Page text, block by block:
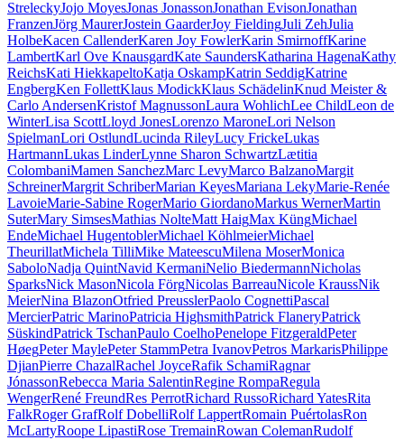
StreleckyJojo MoyesJonas JonassonJonathan EvisonJonathan
FranzenJörg MaurerJostein GaarderJoy FieldingJuli ZehJulia
HolbeKacen CallenderKaren Joy FowlerKarin SmirnoffKarine
LambertKarl Ove KnausgardKate SaundersKatharina HagenaKathy
ReichsKati HiekkapeltoKatja OskampKatrin SeddigKatrine
EngbergKen FollettKlaus ModickKlaus SchädelinKnud Meister &
Carlo AndersenKristof MagnussonLaura WohlichLee ChildLeon de
WinterLisa ScottLloyd JonesLorenzo MaroneLori Nelson
SpielmanLori OstlundLucinda RileyLucy FrickeLukas
HartmannLukas LinderLynne Sharon SchwartzLætitia
ColombaniMamen SanchezMarc LevyMarco BalzanoMargit
SchreinerMargrit SchriberMarian KeyesMariana LekyMarie-Renée
LavoieMarie-Sabine RogerMario GiordanoMarkus WernerMartin
SuterMary SimsesMathias NolteMatt HaigMax KüngMichael
EndeMichael HugentoblerMichael KöhlmeierMichael
TheurillatMichela TilliMike MateescuMilena MoserMonica
SaboloNadja QuintNavid KermaniNelio BiedermannNicholas
SparksNick MasonNicola FörgNicolas BarreauNicole KraussNik
MeierNina BlazonOtfried PreusslerPaolo CognettiPascal
MercierPatric MarinoPatricia HighsmithPatrick FlaneryPatrick
SüskindPatrick TschanPaulo CoelhoPenelope FitzgeraldPeter
HøegPeter MaylePeter StammPetra IvanovPetros MarkarisPhilippe
DjianPierre ChazalRachel JoyceRafik SchamiRagnar
JónassonRebecca Maria SalentinRegine RompaRegula
WengerRené FreundRes PerrotRichard RussoRichard YatesRita
FalkRoger GrafRolf DobelliRolf LappertRomain PuértolasRon
McLartyRoope LipastiRose TremainRowan ColemanRudolf